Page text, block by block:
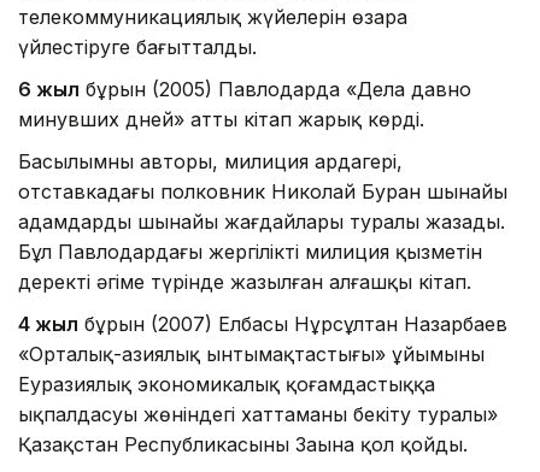
телекоммуникациялық жүйелерін өзара
үйлестіруге бағытталды.
6 жыл бұрын (2005) Павлодарда «Дела давно
минувших дней» атты кітап жарық көрді.
Басылымның авторы, милиция ардагері,
отставкадағы полковник Николай Буран шынайы
адамдардың шынайы жағдайлары туралы жазады.
Бұл Павлодардағы жергілікті милиция қызметін
деректі әңгіме түрінде жазылған алғашқы кітап.
4 жыл бұрын (2007) Елбасы Нұрсұлтан Назарбаев
«Орталық-азиялық ынтымақтастығы» ұйымының
Еуразиялық экономикалық қоғамдастыққа
ықпалдасуы жөніндегі хаттаманы бекіту туралы»
Қазақстан Республикасының Заңына қол қойды.